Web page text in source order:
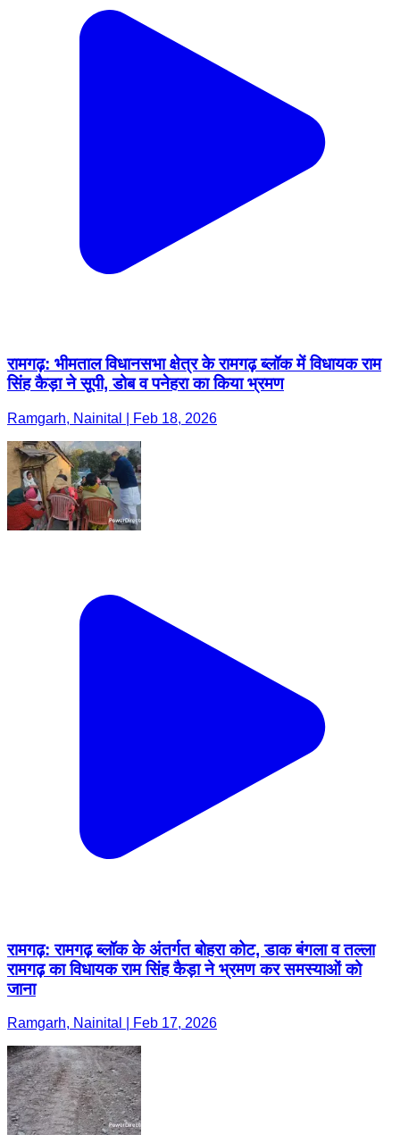
रामगढ़: भीमताल विधानसभा क्षेत्र के रामगढ़ ब्लॉक में विधायक राम
सिंह कैड़ा ने सूपी, डोब व पनेहरा का किया भ्रमण
Ramgarh, Nainital | Feb 18, 2026
रामगढ़: रामगढ़ ब्लॉक के अंतर्गत बोहरा कोट, डाक बंगला व तल्ला
रामगढ़ का विधायक राम सिंह कैड़ा ने भ्रमण कर समस्याओं को
जाना
Ramgarh, Nainital | Feb 17, 2026